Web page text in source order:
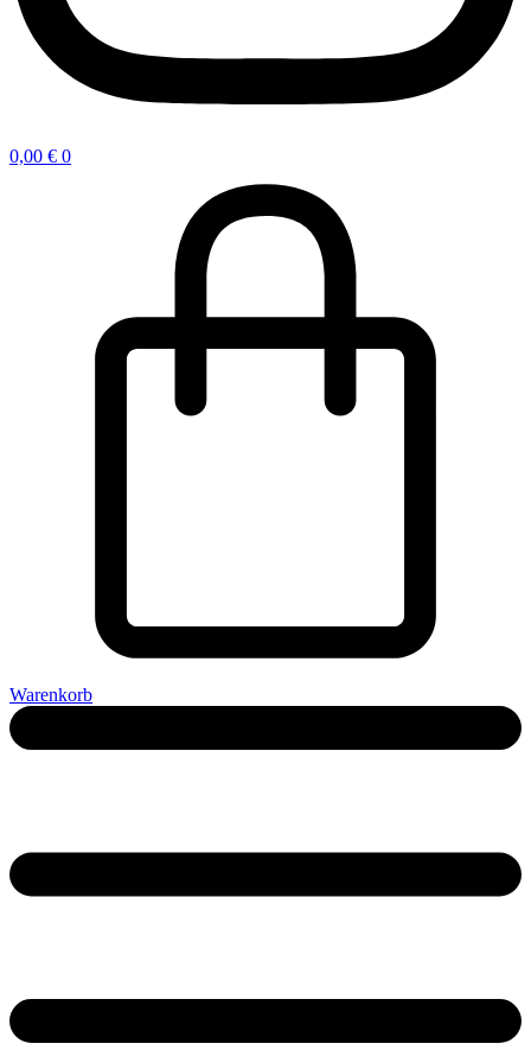
0,00 € 0
Warenkorb